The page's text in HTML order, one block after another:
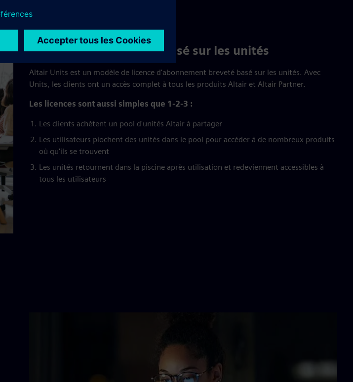
Modèle d'abonnement basé sur les unités
Altair Units est un modèle de licence d'abonnement breveté basé sur les unités. Avec
Units, les clients ont un accès complet à tous les produits Altair et Altair Partner.
Les licences sont aussi simples que 1-2-3 :
Les clients achètent un pool d'unités Altair à partager
Les utilisateurs piochent des unités dans le pool pour accéder à de nombreux produits
où qu'ils se trouvent
Les unités retournent dans la piscine après utilisation et redeviennent accessibles à
tous les utilisateurs